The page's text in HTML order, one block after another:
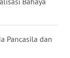
Pancasila dan